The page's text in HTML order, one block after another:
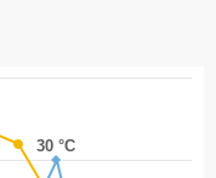
30 °C
30 °C